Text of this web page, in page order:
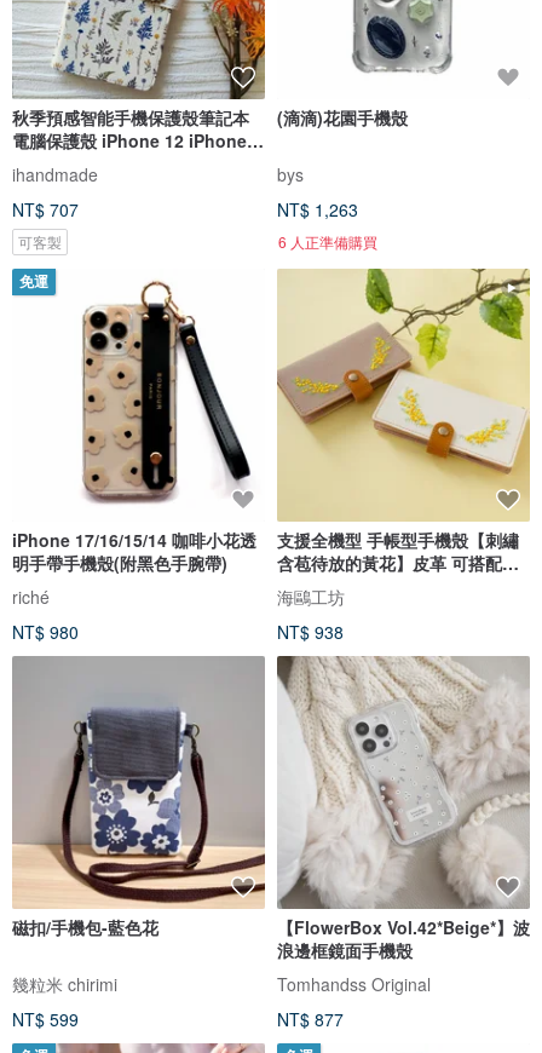
秋季預感智能手機保護殼筆記本
電腦保護殼 iPhone 12 iPhone
XR iPhone 11 Xperia 10 IV
Galaxy S23 Android
ihandmade
NT$ 707
可客製
(滴滴)花園手機殼
bys
NT$ 1,263
6 人正準備購買
免運
iPhone 17/16/15/14 咖啡小花透
明手帶手機殼(附黑色手腕帶)
riché
NT$ 980
支援全機型 手帳型手機殼【刺繡
含苞待放的黃花】皮革 可搭配斜
背帶 手機斜背 A138I
海鷗工坊
NT$ 938
磁扣/手機包-藍色花
幾粒米 chirimi
NT$ 599
【FlowerBox Vol.42*Beige*】波
浪邊框鏡面手機殼
Tomhandss Original
NT$ 877